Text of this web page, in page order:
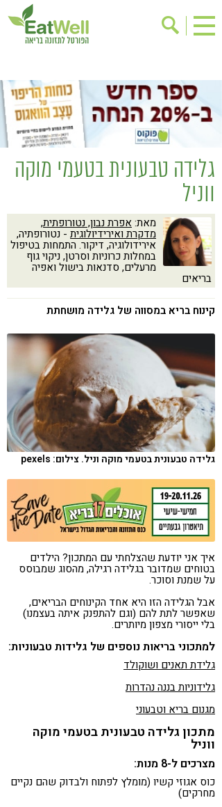
בישול בריא
אינדקס עסקים
ריפוי ומניעת מחלות
בריאות האישה
מתכוני בריאות
אירועים
שינוי תזונתי
גישות בתזונה
ניקוי רעלים
מזונות על
ילדים
תזונה וספורט
הפרעות קשב & ריכוז
אכילה רגשית
רגישות לגלוטן
טעים להכיר
גלידה טבעונית בטעמי מוקה
ווניל
מאת: אפרת נבון, נטורופתית,
מדקרת ואירידיולוגית - נטורופתיה,
אירידולוגיה, דיקור. התמחות בטיפול
במחלות כרוניות וסרטן, ניקוי גוף
מרעלים, סדנאות בישול ואפיה
בריאים
קינוח בריא במסווה של גלידה מושחתת
גלידה טבעונית בטעמי מוקה וניל. צילום: pexels
איך אני יודעת שהצלחתי עם המתכון? הילדים
בטוחים שמדובר בגלידה רגילה, מהסוג שמבוסס
על שמנת וסוכר.
אבל הגלידה הזו היא אחד הקינוחים הבריאים,
שאפשר לתת להם (וגם להתפנק איתה בעצמנו)
בלי ייסורי מצפון מיותרים.
למתכוני בריאות נוספים של גלידות טבעוניות:
גלידת תאנים ושוקולד
גלידוניות בננה נהדרות
מגנום בריא וטבעוני
מתכון גלידה טבעונית בטעמי מוקה
ווניל
מצרכים ל-8 מנות:
כוס אגוזי קשיו (מומלץ לפתוח ולבדוק שהם נקיים
מחרקים)